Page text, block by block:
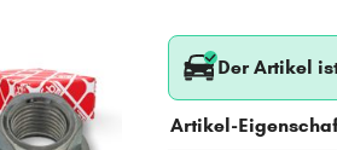
Der Artikel
Artikel-